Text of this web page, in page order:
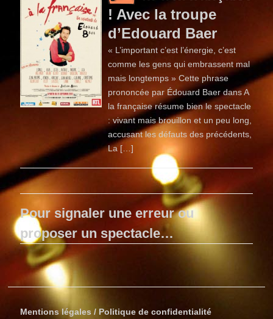
! Avec la troupe
d’Edouard Baer
« L’important c’est l’énergie, c’est
comme les gens qui embrassent mal
mais longtemps » Cette phrase
prononcée par Édouard Baer dans A
la française résume bien le spectacle
: vivant mais brouillon et un peu long,
accusant les défauts des précédents,
La […]
Pour signaler une erreur ou
proposer un spectacle…
Mentions légales / Politique de confidentialité